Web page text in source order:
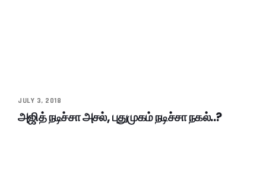
JULY 3, 2018
அஜித் நடிச்சா அசல், புதுமுகம் நடிச்சா நகல்..?